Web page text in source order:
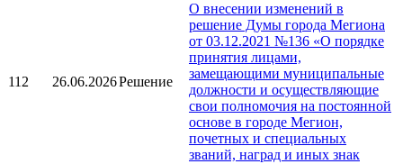
112 26.06.2026Решение
О внесении изменений в
решение Думы города Мегиона
от 03.12.2021 №136 «О порядке
принятия лицами,
замещающими муниципальные
должности и осуществляющие
свои полномочия на постоянной
основе в городе Мегион,
почетных и специальных
званий, наград и иных знак